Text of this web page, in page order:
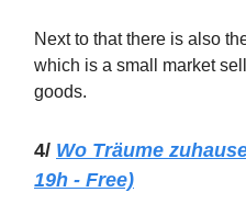
Next to that there is also
which is a small market
goods.
4/ Wo Träume
19h - Free)